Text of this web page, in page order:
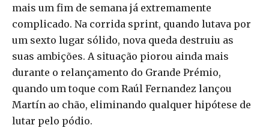
mais um fim de semana já extremamente
complicado. Na corrida sprint, quando lutava por
um sexto lugar sólido, nova queda destruiu as
suas ambições. A situação piorou ainda mais
durante o relançamento do Grande Prémio,
quando um toque com Raúl Fernandez lançou
Martín ao chão, eliminando qualquer hipótese de
lutar pelo pódio.